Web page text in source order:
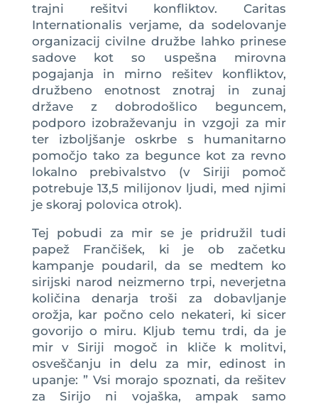
trajni rešitvi konfliktov. Caritas
Internationalis verjame, da sodelovanje
organizacij civilne družbe lahko prinese
sadove kot so uspešna mirovna
pogajanja in mirno rešitev konfliktov,
družbeno enotnost znotraj in zunaj
države z dobrodošlico beguncem,
podporo izobraževanju in vzgoji za mir
ter izboljšanje oskrbe s humanitarno
pomočjo tako za begunce kot za revno
lokalno prebivalstvo (v Siriji pomoč
potrebuje 13,5 milijonov ljudi, med njimi
je skoraj polovica otrok).
Tej pobudi za mir se je pridružil tudi
papež Frančišek, ki je ob začetku
kampanje poudaril, da se medtem ko
sirijski narod neizmerno trpi, neverjetna
količina denarja troši za dobavljanje
orožja, kar počno celo nekateri, ki sicer
govorijo o miru. Kljub temu trdi, da je
mir v Siriji mogoč in kliče k molitvi,
osveščanju in delu za mir, edinost in
upanje: ” Vsi morajo spoznati, da rešitev
za Sirijo ni vojaška, ampak samo